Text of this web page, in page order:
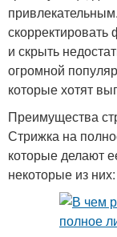
и скрыть
огромной
которые хотят
Преимущества
Стрижка на
которые делают
некоторые из них: